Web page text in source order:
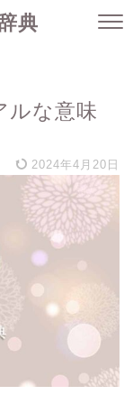
典
ルな意味
2024年4月20日